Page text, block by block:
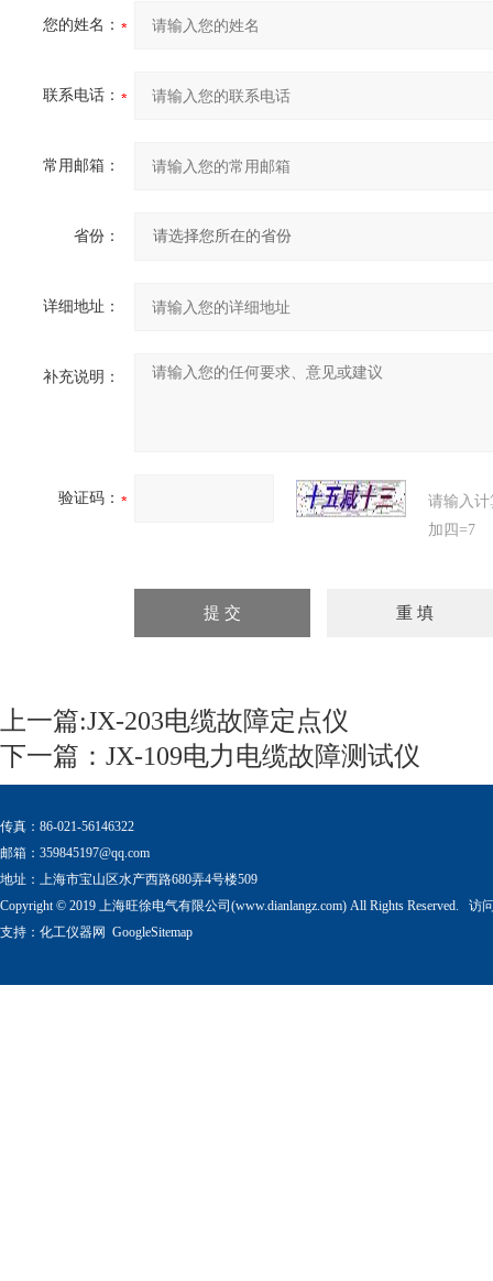
您的姓名：
联系电话：
常用邮箱：
省份：
详细地址：
补充说明：
验证码：
请输入
加四=7
上一篇:JX-203电缆故障定点仪
下一篇： JX-109电力电缆故障测试仪
传真：86-021-56146322
邮箱： 359845197@qq.com
地址：上海市宝山区水产西路680弄4号楼509
Copyright © 2019 上海旺徐电气有限公司(www.dianlangz.com) All Rights Reserved. 访
支持： 化工仪器网 GoogleSitemap